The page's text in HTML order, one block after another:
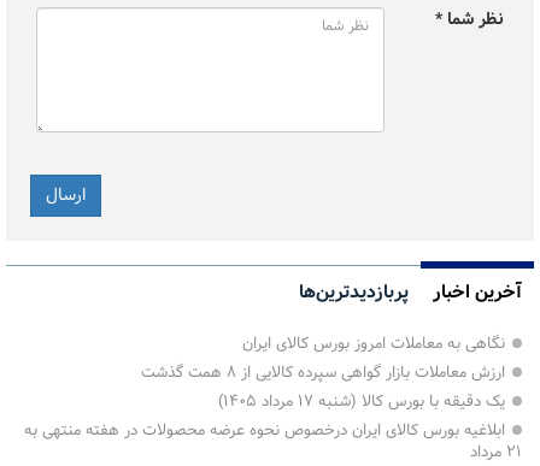
نظر شما *
آخرین اخبار پربازدیدترین‌ها
نگاهی به معاملات امروز بورس کالای ایران
ارزش معاملات بازار گواهی سپرده کالایی از ۸ همت گذشت
یک دقیقه با بورس کالا (شنبه ۱۷ مرداد ۱۴۰۵)
ابلاغیه بورس کالای ایران درخصوص نحوه عرضه محصولات در هفته منتهی به
۲۱ مرداد